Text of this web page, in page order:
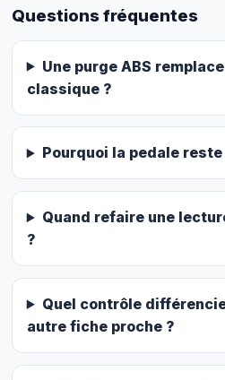
Questions fréquentes
Une purge ABS
classique ?
Pourquoi la pedale
Quand refaire une
?
Quel contrôle
autre fiche proche ?